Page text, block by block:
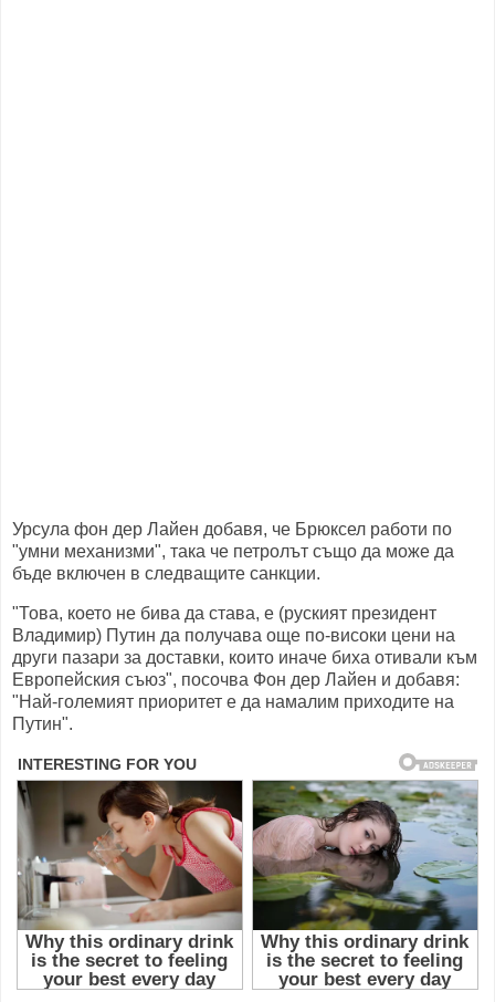
Урсула фон дер Лайен добавя, че Брюксел работи по
"умни механизми", така че петролът също да може да
бъде включен в следващите санкции.
"Това, което не бива да става, е (руският президент
Владимир) Путин да получава още по-високи цени на
други пазари за доставки, които иначе биха отивали към
Европейския съюз", посочва Фон дер Лайен и добавя:
"Най-големият приоритет е да намалим приходите на
Путин".